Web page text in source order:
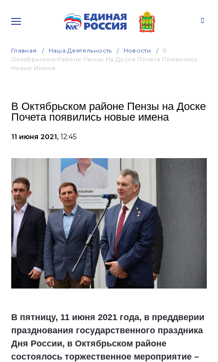
Главная Наша Деятельность Новости
В
Октябрьском Районе Пензы На Доске Почета Появились
Новые Имена
В Октябрьском районе Пензы на Доске
Почета появились новые имена
11 июня 2021, 12:45
В пятницу, 11 июня 2021 года, в преддверии
празднования государственного праздника
Дня России, в Октябрьском районе
состоялось торжественное мероприятие –